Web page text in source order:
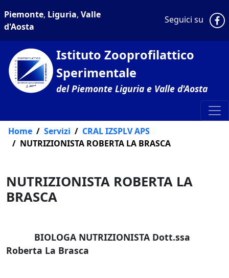
Piemonte, Liguria, Valle
d'Aosta
Seguici su
Istituto Zooprofilattico
Sperimentale
del Piemonte Liguria e Valle d'Aosta
Home Servizi
CRAL IZSPLV APS
NUTRIZIONISTA ROBERTA LA BRASCA
NUTRIZIONISTA ROBERTA LA
BRASCA
BIOLOGA NUTRIZIONISTA Dott.ssa
Roberta La Brasca